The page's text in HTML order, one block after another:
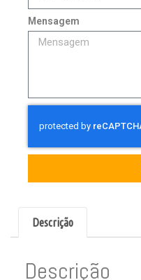
Mensagem
Descrição
Descrição